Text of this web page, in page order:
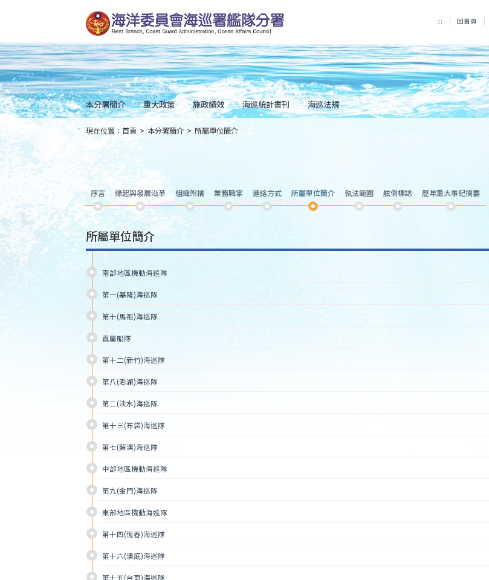
到
主
要
內
容
Skip
to
main
content
::: 回首頁
本分署簡介 重大政策 施政績效 海巡統計書刊 海巡法規
::: 現在位置： 首頁 > 本分署簡介 > 所屬單位簡介
序言 緣起與發展沿革 組織架構 業務職掌 連絡方式 所屬單位簡介 執法範圍 舷側標誌 歷年重大事紀摘要
所屬單位簡介
南部地區機動海巡隊
第一(基隆)海巡隊
第十(馬祖)海巡隊
直屬船隊
第十二(新竹)海巡隊
第八(澎湖)海巡隊
第二(淡水)海巡隊
第十三(布袋)海巡隊
第七(蘇澳)海巡隊
中部地區機動海巡隊
第九(金門)海巡隊
東部地區機動海巡隊
第十四(恆春)海巡隊
第十六(澳底)海巡隊
第十五(台東)海巡隊